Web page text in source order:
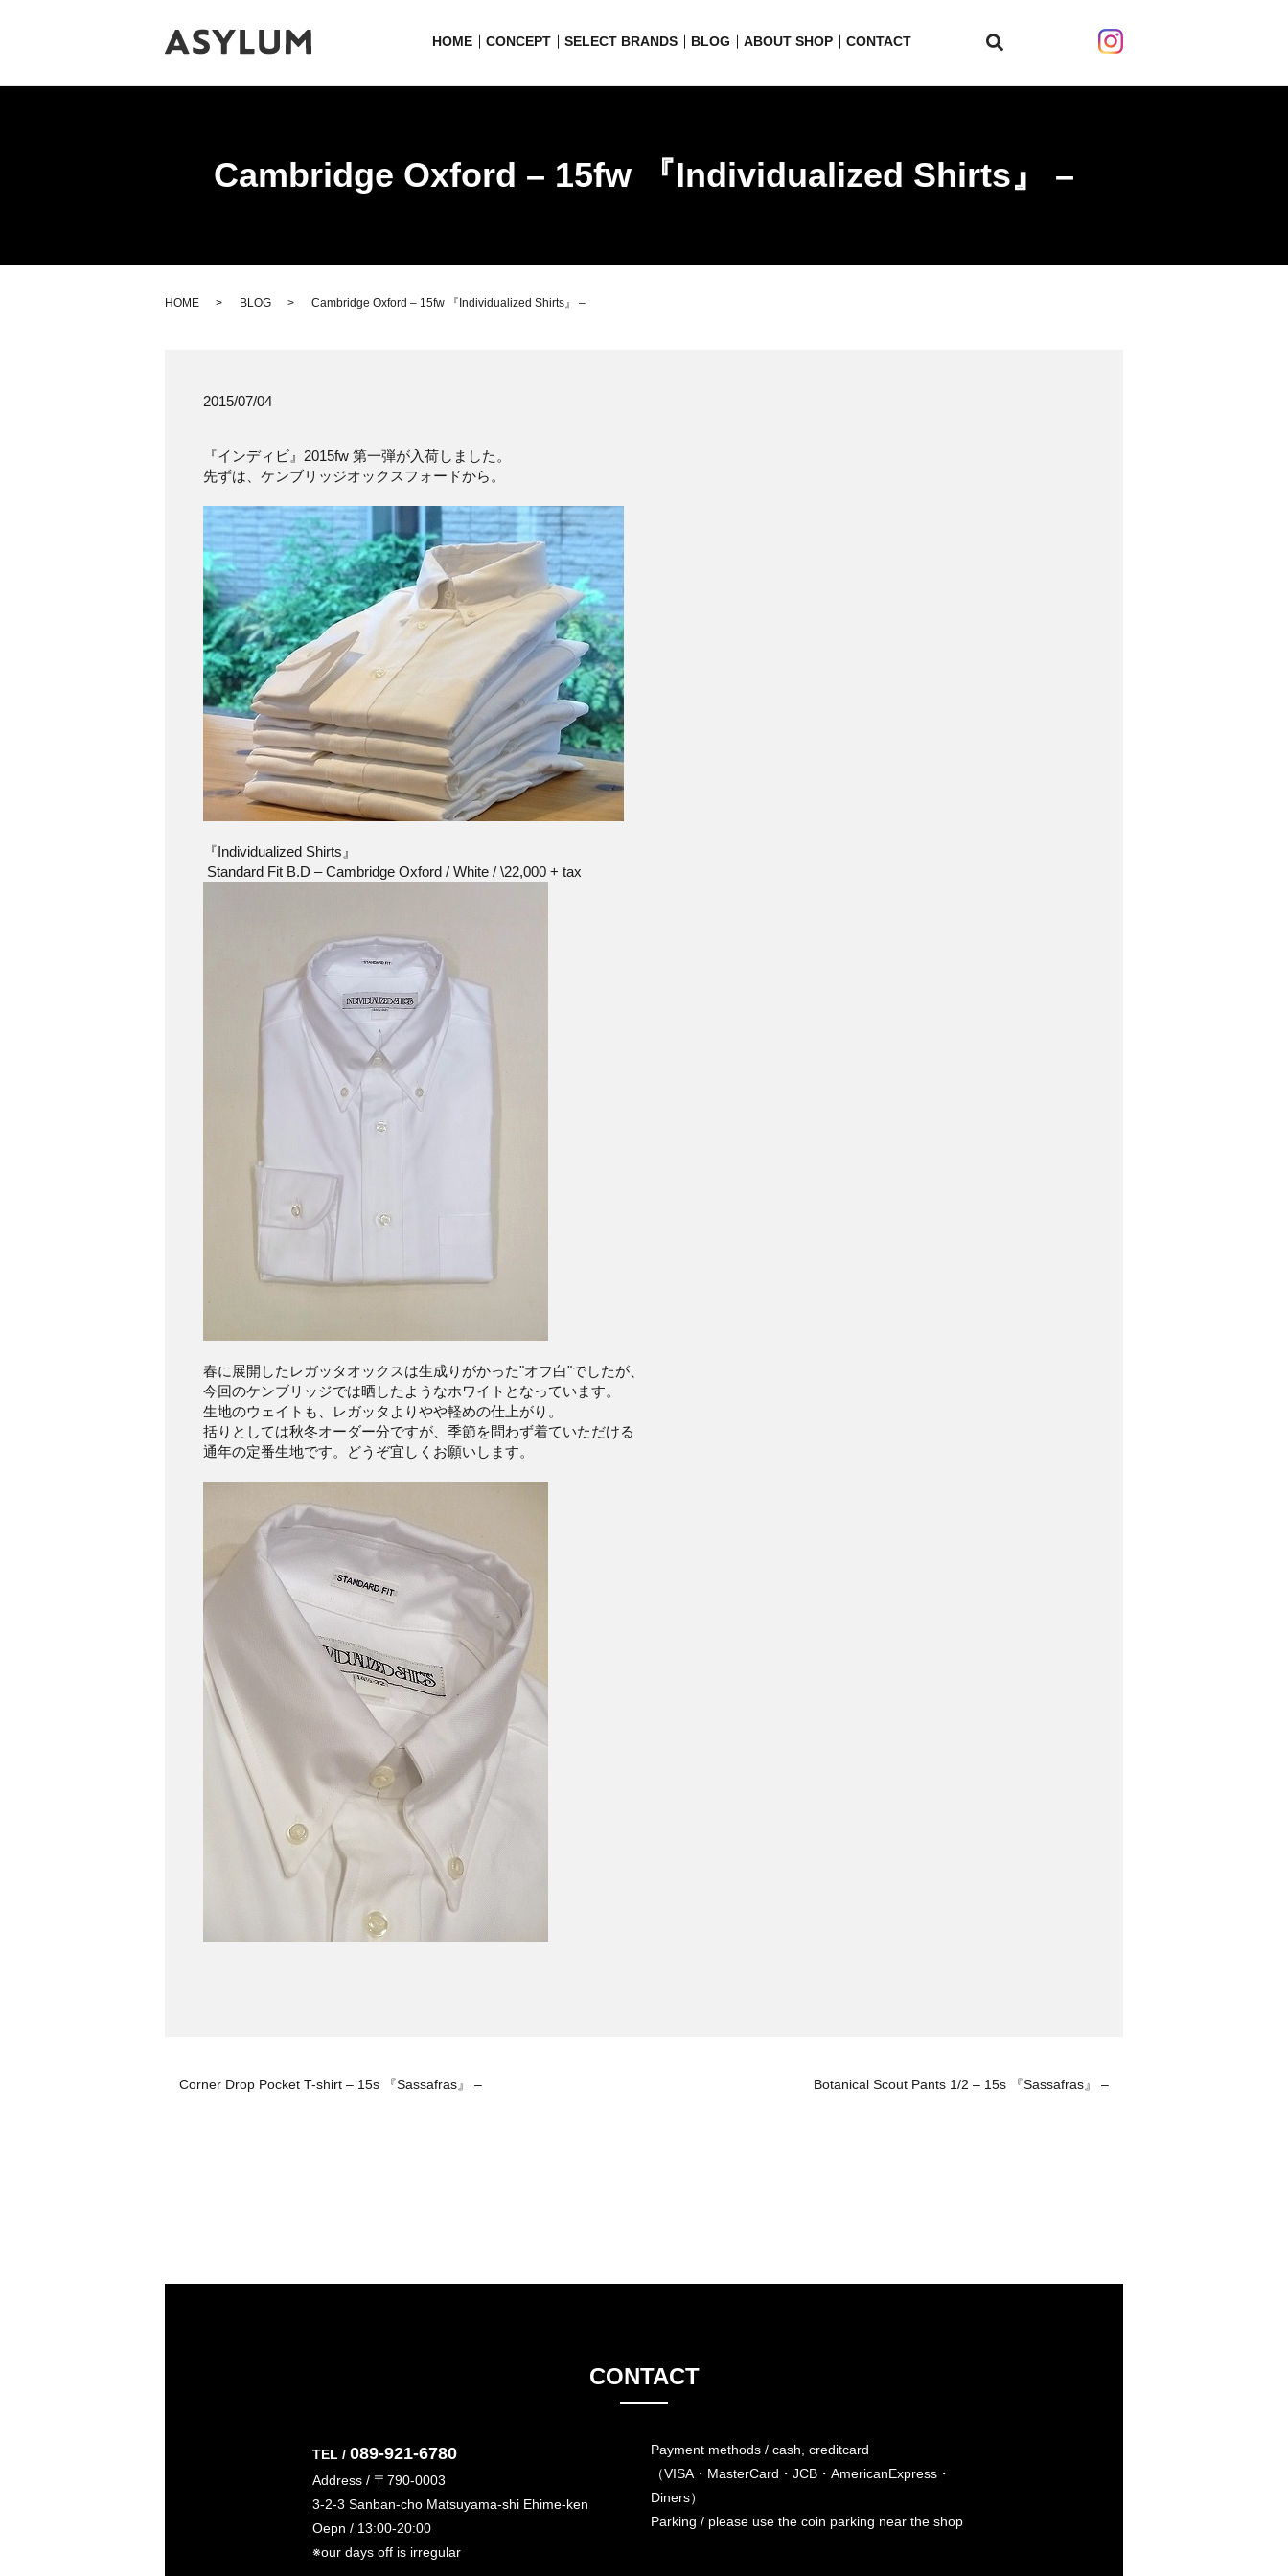
HOME CONCEPT SELECT BRANDS BLOG ABOUT SHOP CONTACT
Cambridge Oxford – 15fw 『Individualized Shirts』 –
HOME BLOG Cambridge Oxford – 15fw 『Individualized Shirts』 –
2015/07/04
『インディビ』2015fw 第一弾が入荷しました。
先ずは、ケンブリッジオックスフォードから。
『Individualized Shirts』
Standard Fit B.D – Cambridge Oxford / White / \22,000 + tax
春に展開したレガッタオックスは生成りがかった"オフ白"でしたが、
今回のケンブリッジでは晒したようなホワイトとなっています。
生地のウェイトも、レガッタよりやや軽めの仕上がり。
括りとしては秋冬オーダー分ですが、季節を問わず着ていただける
通年の定番生地です。どうぞ宜しくお願いします。
Corner Drop Pocket T-shirt – 15s 『Sassafras』 – Botanical Scout Pants 1/2 – 15s 『Sassafras』 –
CONTACT
TEL / 089-921-6780
Address / 〒790-0003
3-2-3 Sanban-cho Matsuyama-shi Ehime-ken
Oepn / 13:00-20:00
※our days off is irregular
Payment methods / cash, creditcard
（VISA・MasterCard・JCB・AmericanExpress・
Diners）
Parking / please use the coin parking near the shop